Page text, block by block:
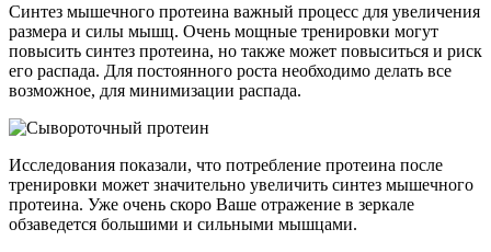
Синтез мышечного протеина важный процесс для увеличения
размера и силы мышц. Очень мощные тренировки могут
повысить синтез протеина, но также может повыситься и риск
его распада. Для постоянного роста необходимо делать все
возможное, для минимизации распада.
Исследования показали, что потребление протеина после
тренировки может значительно увеличить синтез мышечного
протеина. Уже очень скоро Ваше отражение в зеркале
обзаведется большими и сильными мышцами.